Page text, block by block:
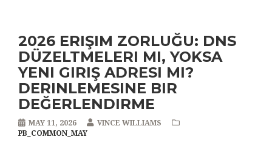
2026 ERIŞIM ZORLUĞU: DNS
DÜZELTMELERI MI, YOKSA
YENI GIRIŞ ADRESI MI?
DERINLEMESINE BIR
DEĞERLENDIRME
MAY 11, 2026
VINCE WILLIAMS
PB_COMMON_MAY